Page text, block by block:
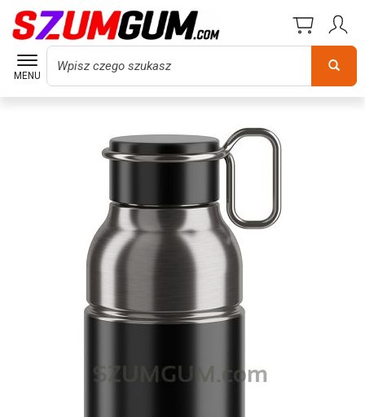
MENU
Wyszukaj